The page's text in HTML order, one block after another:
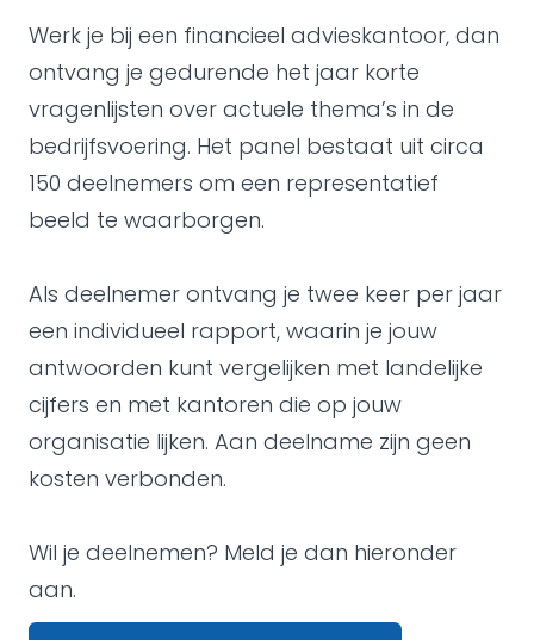
Werk je bij een financieel advieskantoor, dan
ontvang je gedurende het jaar korte
vragenlijsten over actuele thema’s in de
bedrijfsvoering. Het panel bestaat uit circa
150 deelnemers om een representatief
beeld te waarborgen.
Als deelnemer ontvang je twee keer per jaar
een individueel rapport, waarin je jouw
antwoorden kunt vergelijken met landelijke
cijfers en met kantoren die op jouw
organisatie lijken. Aan deelname zijn geen
kosten verbonden.
Wil je deelnemen? Meld je dan hieronder
aan.